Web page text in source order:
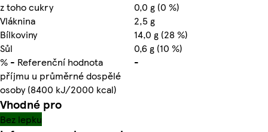
z toho cukry
0,0 g (0 %)
Vláknina
2,5 g
Bílkoviny
14,0 g (28 %)
Sůl
0,6 g (10 %)
% - Referenční hodnota
příjmu u průměrné dospělé
osoby (8400 kJ/2000 kcal)
-
Vhodné pro
Bez lepku